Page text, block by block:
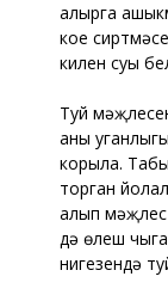
алырга
кое
килен суы
Туй
аның
корыла.
торган
алып мәҗлес
дә өлеш
нигезендә